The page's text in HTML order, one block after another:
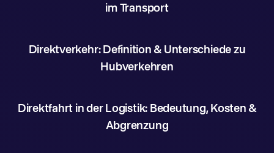
im Transport
Direktverkehr: Definition & Unterschiede zu
Hubverkehren
Direktfahrt in der Logistik: Bedeutung, Kosten &
Abgrenzung